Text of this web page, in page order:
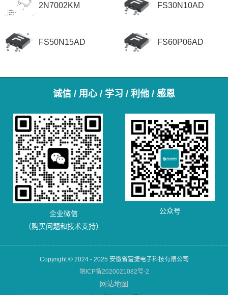
2N7002KM FS30N10AD
FS50N15AD FS60P06AD
诚信 / 用心 / 学习 / 利他 / 感恩
企业微信
（购买问题和技术支持）
公众号
Copyright © 2024 - 2025 安徽省富捷电子科技有限公司
皖ICP备2020021082号-2
网站地图